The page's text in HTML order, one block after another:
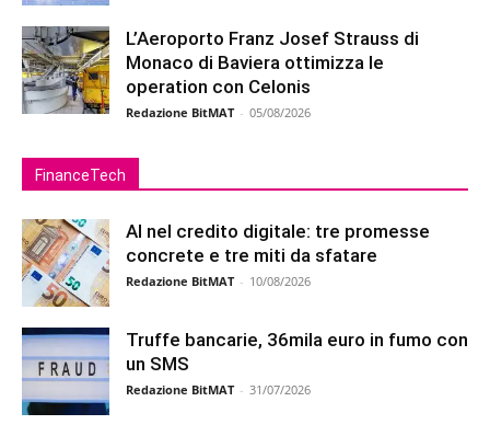
L’Aeroporto Franz Josef Strauss di
Monaco di Baviera ottimizza le
operation con Celonis
Redazione BitMAT - 05/08/2026
FinanceTech
AI nel credito digitale: tre promesse
concrete e tre miti da sfatare
Redazione BitMAT - 10/08/2026
Truffe bancarie, 36mila euro in fumo con
un SMS
Redazione BitMAT - 31/07/2026